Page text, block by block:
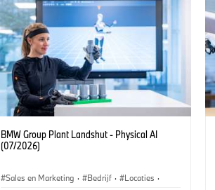
BMW Group Plant Landshut - Physical AI
(07/2026)
Sales en Marketing · Bedrijf · Locaties ·